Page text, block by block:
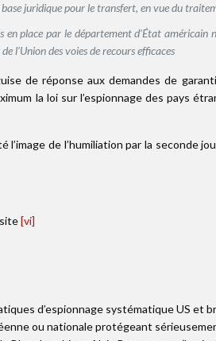
juridique pour le transfert, en vue du
place par le département d’État américain
l’Union des voies de recours efficaces
de réponse aux demandes de
la loi sur l’espionnage des pays
l’image de l’humiliation par la seconde
site[vi]
d’espionnage systématique US et
ou nationale protégeant